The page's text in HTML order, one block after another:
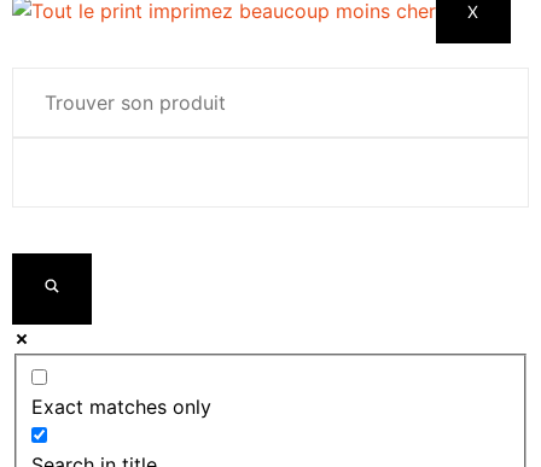
X
Exact matches only